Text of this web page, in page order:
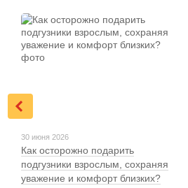
30 июня 2026
Как осторожно подарить
подгузники взрослым, сохраняя
уважение и комфорт близких?